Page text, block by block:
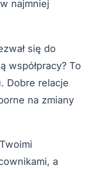
najmniej
się do
współpracy? To
Dobre relacje
na zmiany
a